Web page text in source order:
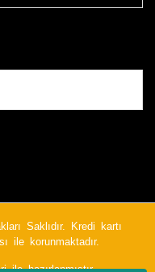
Saklıdır. Kredi kartı
ile korunmaktadır.
ile hazırlanmıştır.